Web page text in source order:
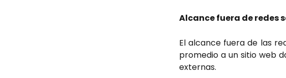
Alcance fuera de redes
El alcance fuera de las
promedio a un sitio web
externas.